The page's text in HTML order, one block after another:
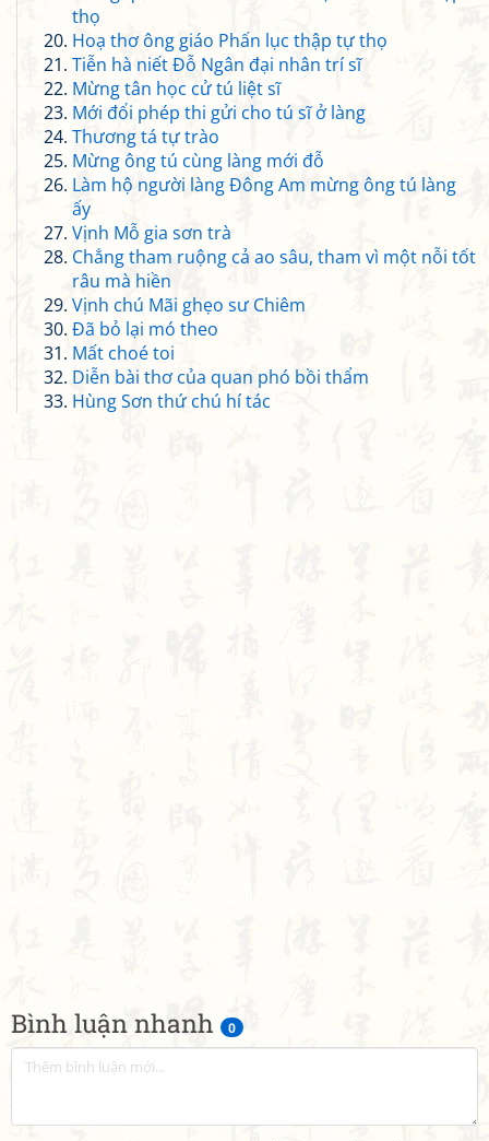
Bình luận nhanh 0
thọ
Hoạ thơ ông giáo Phấn lục thập tự thọ
Tiễn hà niết Đỗ Ngân đại nhân trí sĩ
Mừng tân học cử tú liệt sĩ
Mới đổi phép thi gửi cho tú sĩ ở làng
Thương tá tự trào
Mừng ông tú cùng làng mới đỗ
Làm hộ người làng Đông Am mừng ông tú làng
ấy
Vịnh Mỗ gia sơn trà
Chẳng tham ruộng cả ao sâu, tham vì một nỗi tốt
râu mà hiền
Vịnh chú Mãi ghẹo sư Chiêm
Đã bỏ lại mó theo
Mất choé toi
Diễn bài thơ của quan phó bồi thẩm
Hùng Sơn thứ chú hí tác